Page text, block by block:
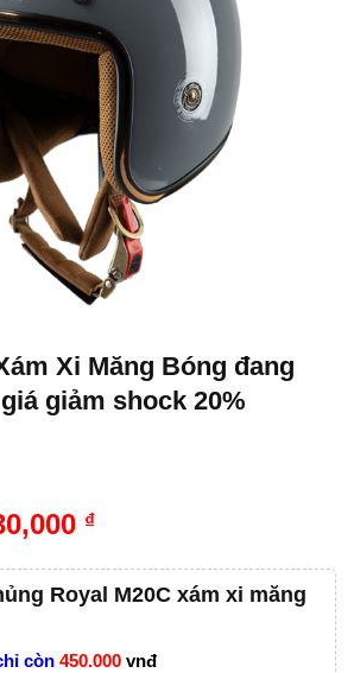
Xi Măng Bóng đang
giảm shock 20%
₫
Royal M20C xám xi măng
còn 450.000 vnđ